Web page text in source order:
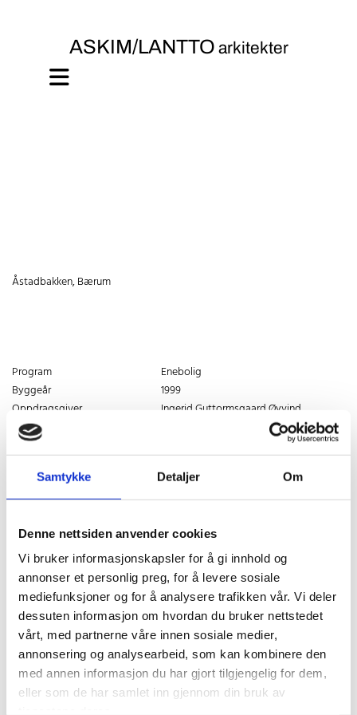
Samtykke Detaljer Om
Denne nettsiden anvender cookies
Vi bruker informasjonskapsler for å gi innhold og
annonser et personlig preg, for å levere sosiale
mediefunksjoner og for å analysere trafikken vår. Vi deler
dessuten informasjon om hvordan du bruker nettstedet
vårt, med partnerne våre innen sosiale medier,
annonsering og analysearbeid, som kan kombinere den
med annen informasjon du har gjort tilgjengelig for dem,
eller som de har samlet inn gjennom din bruk av
ASKIM/LANTTO arkitekter
Åstadbakken, Bærum
Program
Byggeår
Oppdragsgiver
Kostnader
Areal
Enebolig
1999
Ingerid Guttormsgaard,Øyvind